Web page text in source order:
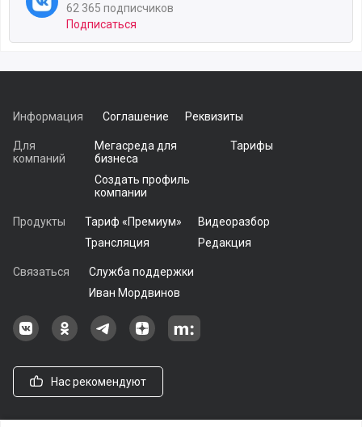
62 365 подписчиков
Подписаться
Информация Соглашение Реквизиты
Для
компаний
Мегасреда для
бизнеса
Тарифы
Создать профиль
компании
Продукты Тариф «Премиум»
Видеоразбор
Трансляция
Редакция
Связаться
Служба поддержки
Иван Мордвинов
Наша группа в ВКонтакте
Наша группа на Одноклассники[
Наша группа в Telegram
наш профиль на Дзен
Наш аккаунт на Мегасреде
Нас рекомендуют